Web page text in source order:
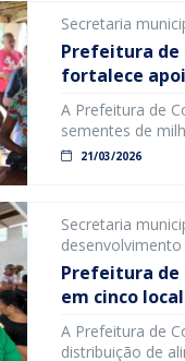
decretação de
Secretaria
Prefeitura de
fortalece
A Prefeitura de
sementes de
por21/03/2026
Secretaria
Prefeitura de
em cinco
A Prefeitura de
distribuição de